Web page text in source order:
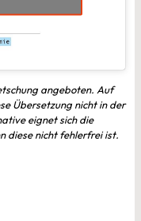
angeboten. Auf
Übersetzung nicht in der
eignet sich die
diese nicht fehlerfrei ist.